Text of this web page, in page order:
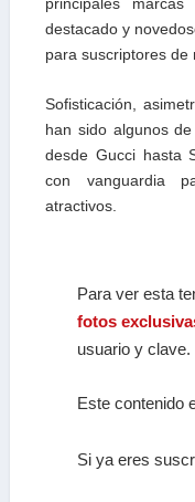
destacado y
para suscriptores de
Sofisticación,
han sido algunos
desde Gucci hasta
con vanguardia
atractivos.
Para ver esta
fotos
usuario y clave.
Este contenido
Si ya eres